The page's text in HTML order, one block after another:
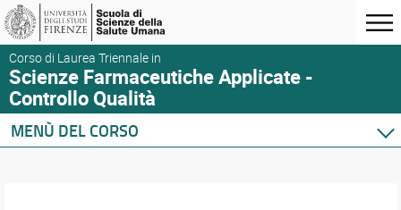
Corso di Laurea Triennale in
Scienze Farmaceutiche Applicate -
Controllo Qualità
MENÙ DEL CORSO